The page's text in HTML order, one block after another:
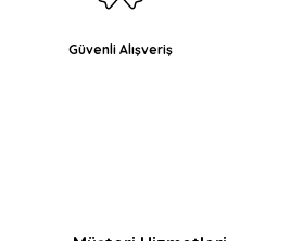
Güvenli Alışveriş